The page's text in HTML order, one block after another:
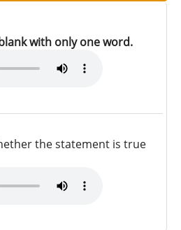
with only one word.
the statement is true